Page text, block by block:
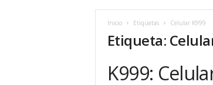
Inicio Etiquetas Celular K999
Etiqueta:
K999: